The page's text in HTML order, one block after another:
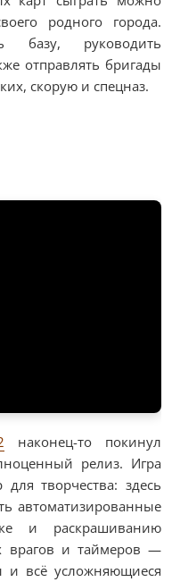
родного города.
базу, руководить
отправлять бригады
скорую и спецназ.
наконец-то покинул
релиз. Игра
для творчества: здесь
автоматизированные
и раскрашиванию
врагов и таймеров —
и всё усложняющиеся